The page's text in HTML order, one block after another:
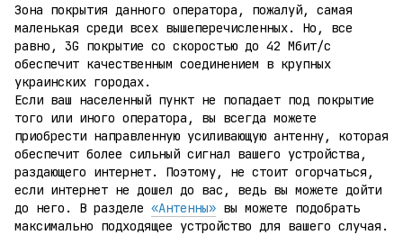
Зона покрытия данного оператора, пожалуй, самая
маленькая среди всех вышеперечисленных. Но, все
равно, 3G покрытие со скоростью до 42 Мбит/с
обеспечит качественным соединением в крупных
украинских городах.
Если ваш населенный пункт не попадает под покрытие
того или иного оператора, вы всегда можете
приобрести направленную усиливающую антенну, которая
обеспечит более сильный сигнал вашего устройства,
раздающего интернет. Поэтому, не стоит огорчаться,
если интернет не дошел до вас, ведь вы можете дойти
до него. В разделе «Антенны» вы можете подобрать
максимально подходящее устройство для вашего случая.